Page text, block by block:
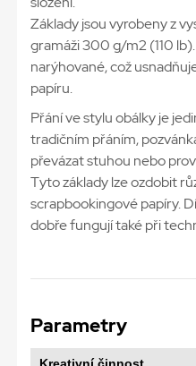
Základy jsou vyrobeny z
gramáži 300 g/m2 (110
narýhované, což
papíru.
Přání ve stylu obálky je
tradičním přáním,
převázat stuhou nebo
Tyto základy lze ozdobit
scrapbookingové papíry.
dobře fungují také při
Parametry